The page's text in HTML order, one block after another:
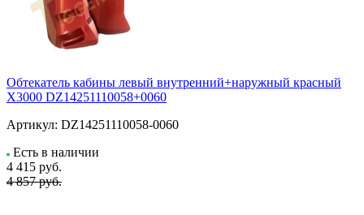
Обтекатель кабины левый внутренний+наружный красный
X3000 DZ14251110058+0060
Артикул: DZ14251110058-0060
Есть в наличии
4 415 руб.
4 857 руб.